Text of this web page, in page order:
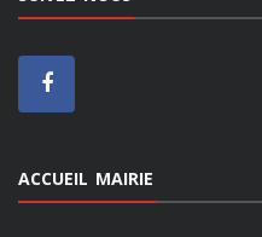
ACCUEIL MAIRIE